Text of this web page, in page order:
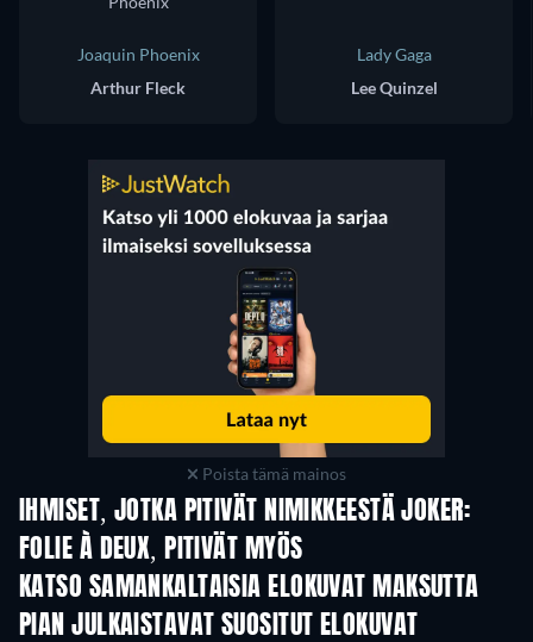
Joaquin Phoenix
Arthur Fleck
Lady Gaga
Lee Quinzel
Poista tämä mainos
IHMISET, JOTKA PITIVÄT NIMIKKEESTÄ JOKER:
FOLIE À DEUX, PITIVÄT MYÖS
KATSO SAMANKALTAISIA ELOKUVAT MAKSUTTA
PIAN JULKAISTAVAT SUOSITUT ELOKUVAT